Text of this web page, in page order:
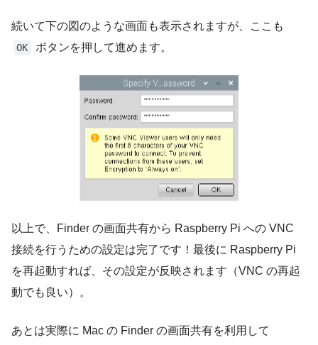
続いて下の図のような画面も表示されますが、ここも
OK ボタンを押して進めます。
以上で、Finder の画面共有から Raspberry Pi への VNC
接続を行うための設定は完了です！最後に Raspberry Pi
を再起動すれば、その設定が反映されます（VNC の再起
動でも良い）。
あとは実際に Mac の Finder の画面共有を利用して